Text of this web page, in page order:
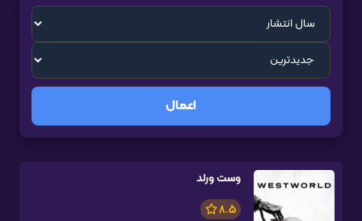
اعمال
وست ورلد
8.5